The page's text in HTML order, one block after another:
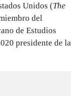
Unidos (The
del
de Estudios
presidente de la